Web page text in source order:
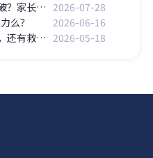
留学生回国求职的“信息差”怎么破？家长如何辅助？ 2026-07-28
么？
2026-06-16
留学生回国求职：错过校招黄金期，还有救吗？ 2026-05-18